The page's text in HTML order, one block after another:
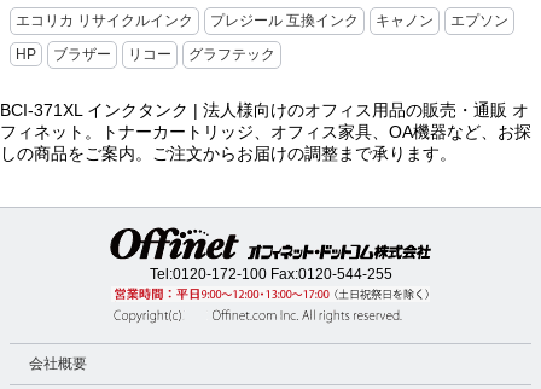
エコリカ リサイクルインク プレジール 互換インク キャノン エプソン
HP ブラザー リコー グラフテック
BCI-371XL インクタンク | 法人様向けのオフィス用品の販売・通販 オ
フィネット。トナーカートリッジ、オフィス家具、OA機器など、お探
しの商品をご案内。ご注文からお届けの調整まで承ります。
Tel:0120-172-100Fax:0120-544-255
会社概要